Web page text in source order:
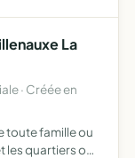
La
· Créée en
toute famille ou
les quartiers où